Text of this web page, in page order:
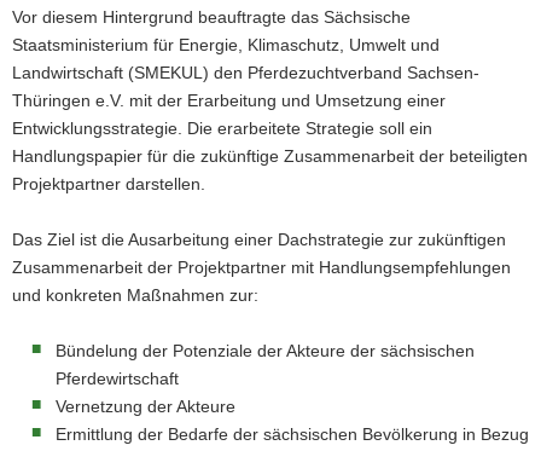
Vor diesem Hintergrund beauftragte das Sächsische
Staatsministerium für Energie, Klimaschutz, Umwelt und
Landwirtschaft (SMEKUL) den Pferdezuchtverband Sachsen-
Thüringen e.V. mit der Erarbeitung und Umsetzung einer
Entwicklungsstrategie. Die erarbeitete Strategie soll ein
Handlungspapier für die zukünftige Zusammenarbeit der beteiligten
Projektpartner darstellen.
Das Ziel ist die Ausarbeitung einer Dachstrategie zur zukünftigen
Zusammenarbeit der Projektpartner mit Handlungsempfehlungen
und konkreten Maßnahmen zur:
Bündelung der Potenziale der Akteure der sächsischen
Pferdewirtschaft
Vernetzung der Akteure
Ermittlung der Bedarfe der sächsischen Bevölkerung in Bezug